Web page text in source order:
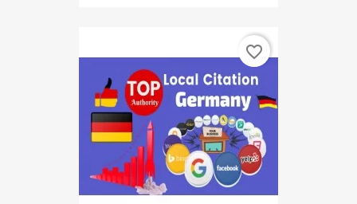
favorite_border